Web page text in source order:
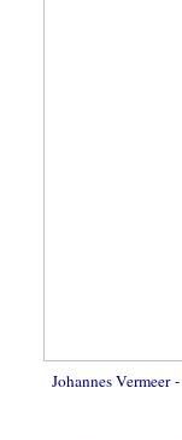
Johannes Vermeer -